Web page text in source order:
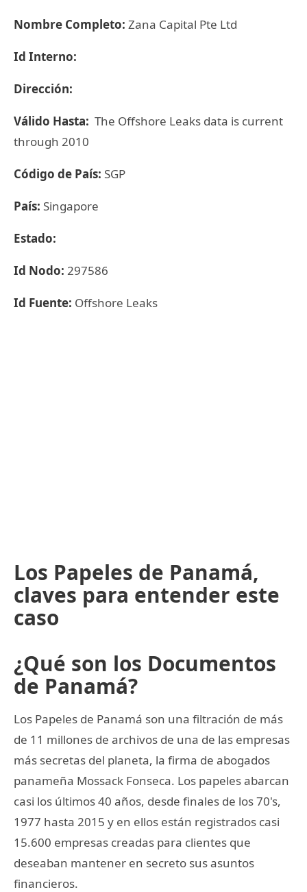
Nombre Completo: Zana Capital Pte Ltd
Id Interno:
Dirección:
Válido Hasta: The Offshore Leaks data is current
through 2010
Código de País: SGP
País: Singapore
Estado:
Id Nodo: 297586
Id Fuente: Offshore Leaks
Los Papeles de Panamá,
claves para entender este
caso
¿Qué son los Documentos
de Panamá?
Los Papeles de Panamá son una filtración de más
de 11 millones de archivos de una de las empresas
más secretas del planeta, la firma de abogados
panameña Mossack Fonseca. Los papeles abarcan
casi los últimos 40 años, desde finales de los 70's,
1977 hasta 2015 y en ellos están registrados casi
15.600 empresas creadas para clientes que
deseaban mantener en secreto sus asuntos
financieros.